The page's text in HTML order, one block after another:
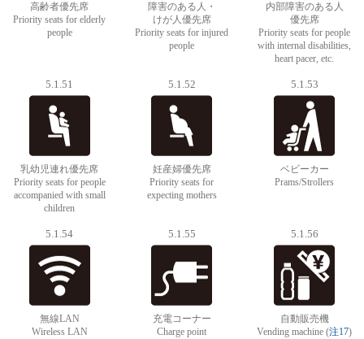
高齢者優先席
Priority seats for elderly
people
障害のある人・
けが人優先席
Priority seats for injured
people
内部障害のある人
優先席
Priority seats for people
with internal disabilities,
heart pacer, etc.
5.1.51
乳幼児連れ優先席
Priority seats for people
accompanied with small
children
5.1.52
妊産婦優先席
Priority seats for
expecting mothers
5.1.53
ベビーカー
Prams/Strollers
5.1.54
無線LAN
Wireless LAN
5.1.55
充電コーナー
Charge point
5.1.56
自動販売機
Vending machine (注17)